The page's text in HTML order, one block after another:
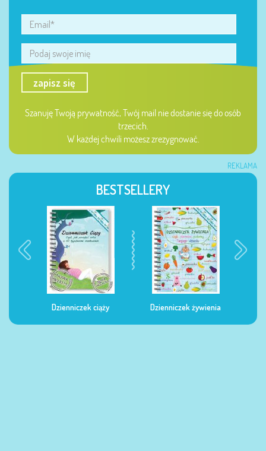
zapisz się
Szanuję Twoją prywatność, Twój mail nie dostanie się do osób
trzecich.
W każdej chwili możesz zrezygnować.
REKLAMA
BESTSELLERY
Dzienniczek ciąży Dzienniczek żywienia